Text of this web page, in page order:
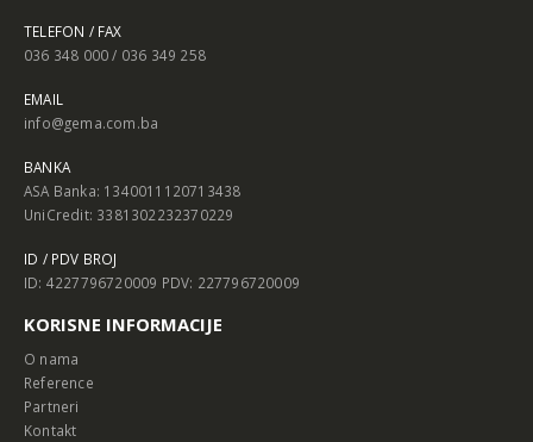
TELEFON / FAX
036 348 000 / 036 349 258
EMAIL
info@gema.com.ba
BANKA
ASA Banka: 1340011120713438
UniCredit: 3381302232370229
ID / PDV BROJ
ID: 4227796720009 PDV: 227796720009
KORISNE INFORMACIJE
O nama
Reference
Partneri
Kontakt